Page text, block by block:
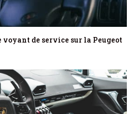
de service sur la Peugeot